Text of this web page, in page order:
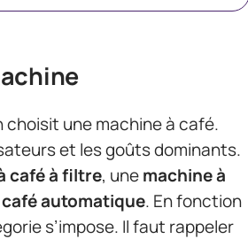
choisit une machine à café.
et les goûts dominants.
café à filtre, unemachine à
automatique. En fonction
s’impose. Il faut rappeler